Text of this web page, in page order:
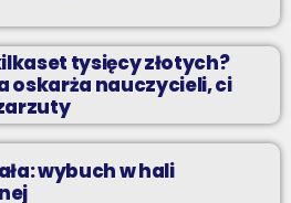
tysięcy złotych?
oskarża nauczycieli, ci
wybuch w hali